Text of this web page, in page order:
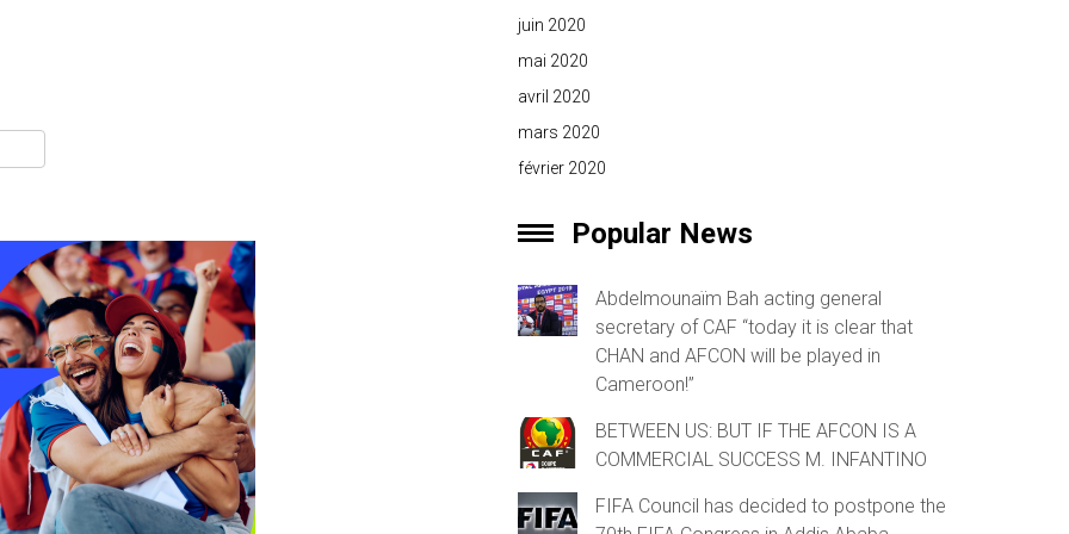
juin 2020
mai 2020
avril 2020
mars 2020
février 2020
Popular News
Abdelmounaïm Bah acting general
secretary of CAF “today it is clear that
CHAN and AFCON will be played in
Cameroon!”
BETWEEN US: BUT IF THE AFCON IS A
COMMERCIAL SUCCESS M. INFANTINO
FIFA Council has decided to postpone the